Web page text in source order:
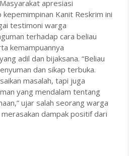
apresiasi
Kanit Reskrim ini
testimoni warga
terhadap cara beliau
kemampuannya
adil dan bijaksana. “Beliau
dan sikap terbuka.
masalah, tapi juga
yang mendalam tentang
ujar salah seorang warga
dampak positif dari